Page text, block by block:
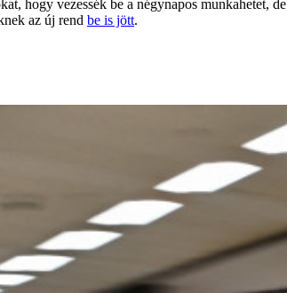
hogy vezessék be a négynapos munkahetet, de
az új rend be is jött.